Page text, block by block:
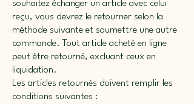
souhaitez échanger un article avec celui
reçu, vous devrez le retourner selon la
méthode suivante et soumettre une autre
commande. Tout article acheté en ligne
peut être retourné, excluant ceux en
liquidation.
Les articles retournés doivent remplir les
conditions suivantes :